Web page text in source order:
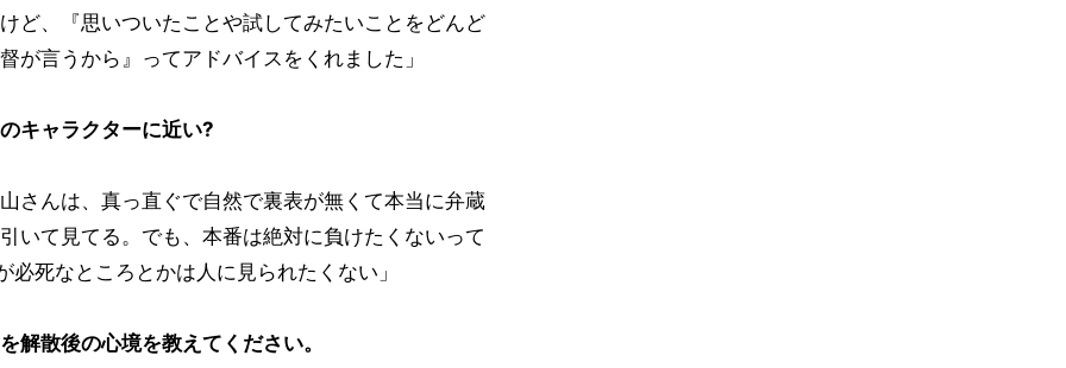
ど、『思いついたことや試してみたいことをどんど
が言うから』ってアドバイスをくれました」
キャラクターに近い?
さんは、真っ直ぐで自然で裏表が無くて本当に弁蔵
いて見てる。でも、本番は絶対に負けたくないって
死なところとかは人に見られたくない」
散後の心境を教えてください。